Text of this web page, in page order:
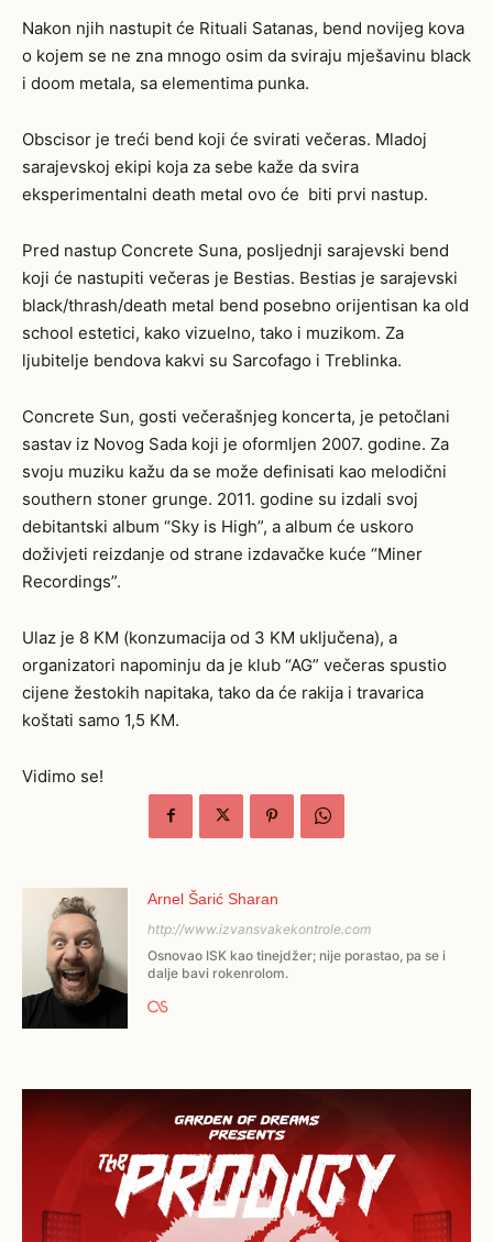
Nakon njih nastupit će Rituali Satanas, bend novijeg kova
o kojem se ne zna mnogo osim da sviraju mješavinu black
i doom metala, sa elementima punka.
Obscisor je treći bend koji će svirati večeras. Mladoj
sarajevskoj ekipi koja za sebe kaže da svira
eksperimentalni death metal ovo će biti prvi nastup.
Pred nastup Concrete Suna, posljednji sarajevski bend
koji će nastupiti večeras je Bestias. Bestias je sarajevski
black/thrash/death metal bend posebno orijentisan ka old
school estetici, kako vizuelno, tako i muzikom. Za
ljubitelje bendova kakvi su Sarcofago i Treblinka.
Concrete Sun, gosti večerašnjeg koncerta, je petočlani
sastav iz Novog Sada koji je oformljen 2007. godine. Za
svoju muziku kažu da se može definisati kao melodični
southern stoner grunge. 2011. godine su izdali svoj
debitantski album “Sky is High”, a album će uskoro
doživjeti reizdanje od strane izdavačke kuće “Miner
Recordings”.
Ulaz je 8 KM (konzumacija od 3 KM uključena), a
organizatori napominju da je klub “AG” večeras spustio
cijene žestokih napitaka, tako da će rakija i travarica
koštati samo 1,5 KM.
Vidimo se!
Arnel Šarić Sharan
http://www.izvansvakekontrole.com
Osnovao ISK kao tinejdžer; nije porastao, pa se i
dalje bavi rokenrolom.